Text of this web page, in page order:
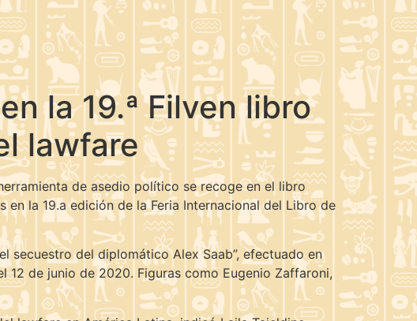
la 19.ª Filven libro
lawfare
de asedio político se recoge en el libro
en la 19.a edición de la Feria Internacional del Libro de
secuestro del diplomático Alex Saab”, efectuado en
de junio de 2020. Figuras como Eugenio Zaffaroni,